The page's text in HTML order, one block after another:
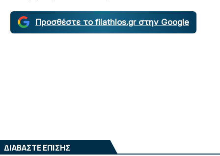
Προσθέστε το filathlos.gr στην Google
ΔΙΑΒΑΣΤΕ ΕΠΙΣΗΣ